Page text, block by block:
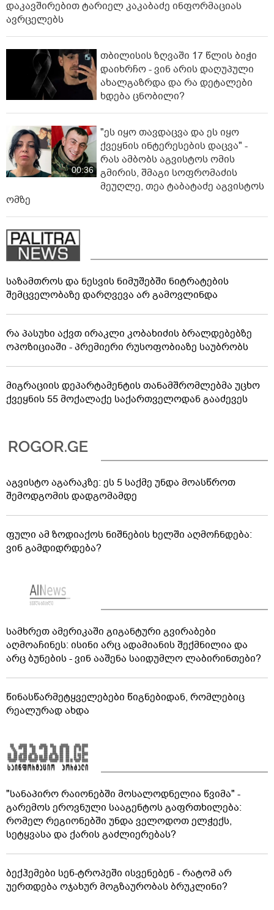
დაკავშირებით ტარიელ კაკაბაძე ინფორმაციას
ავრცელებს
თბილისის ზღვაში 17 წლის ბიჭი
დაიხრჩო - ვინ არის დაღუპული
ახალგაზრდა და რა დეტალები
ხდება ცნობილი?
00:36
"ეს იყო თავდაცვა და ეს იყო
ქვეყნის ინტერესების დაცვა" -
რას ამბობს აგვისტოს ომის
გმირის, შმაგი სოფრომაძის
მეუღლე, თეა ტაბატაძე აგვისტოს
ომზე
საზამთროს და ნესვის ნიმუშებში ნიტრატების
შემცველობაზე დარღვევა არ გამოვლინდა
რა პასუხი აქვთ ირაკლი კობახიძის ბრალდებებზე
ოპოზიციაში - პრემიერი რუსოფობიაზე საუბრობს
მიგრაციის დეპარტამენტის თანამშრომლებმა უცხო
ქვეყნის 55 მოქალაქე საქართველოდან გააძევეს
აგვისტო აგარაკზე: ეს 5 საქმე უნდა მოასწროთ
შემოდგომის დადგომამდე
ფული ამ ზოდიაქოს ნიშნების ხელში აღმოჩნდება:
ვინ გამდიდრდება?
სამხრეთ ამერიკაში გიგანტური გვირაბები
აღმოაჩინეს: ისინი არც ადამიანის შექმნილია და
არც ბუნების - ვინ ააშენა საიდუმლო ლაბირინთები?
წინასწარმეტყველებები წიგნებიდან, რომლებიც
რეალურად ახდა
"სანაპირო რაიონებში მოსალოდნელია წვიმა" -
გარემოს ეროვნული სააგენტოს გაფრთხილება:
რომელ რეგიონებში უნდა ველოდოთ ელჭექს,
სეტყვასა და ქარის გაძლიერებას?
ბექჰემები სენ-ტროპეში ისვენებენ - რატომ არ
უერთდება ოჯახურ მოგზაურობას ბრუკლინი?